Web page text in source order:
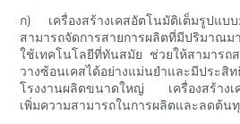
ก) เครื่องสร้างเคสอัตโนมัติเต็มรูปแบ
สามารถจัดการสายการผลิตที่มีปริมาณม
ใช้เทคโนโลยีที่ทันสมัย ​​ช่วยให้สามารถ
วางซ้อนเคสได้อย่างแม่นยำและมีป
โรงงานผลิตขนาดใหญ่ เครื่องสร้างเ
เพิ่มความสามารถในการผลิตและลดต้น